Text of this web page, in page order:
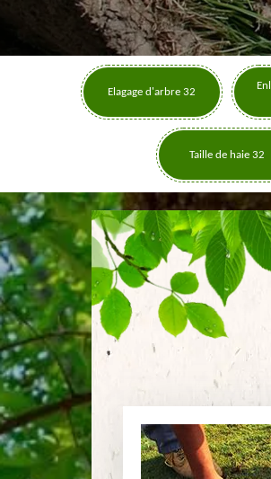
Elagage d'arbre 32
Taille de haie 32